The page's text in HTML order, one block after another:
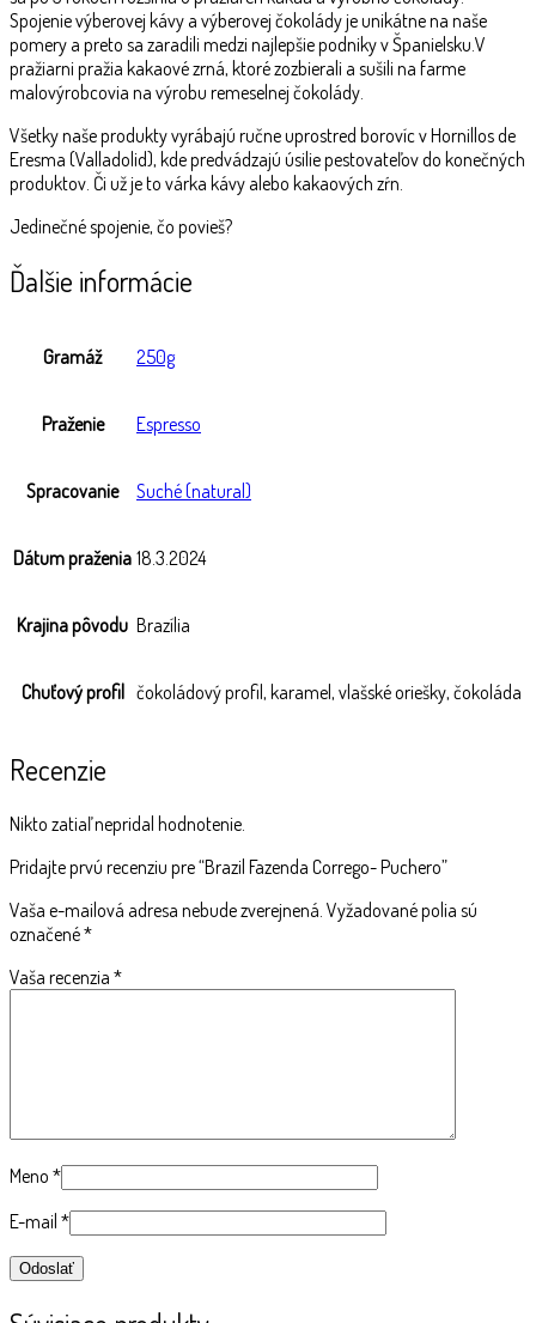
Spojenie výberovej kávy a výberovej čokolády je unikátne na naše
pomery a preto sa zaradili medzi najlepšie podniky v Španielsku. V
pražiarni pražia kakaové zrná, ktoré zozbierali a sušili na farme
malovýrobcovia na výrobu remeselnej čokolády.
Všetky naše produkty vyrábajú ručne uprostred borovíc v Hornillos de
Eresma (Valladolid), kde predvádzajú úsilie pestovateľov do konečných
produktov. Či už je to várka kávy alebo kakaových zŕn.
Jedinečné spojenie, čo povieš?
Ďalšie informácie
Gramáž 250g
Praženie Espresso
Spracovanie Suché (natural)
Dátum praženia 18.3.2024
Krajina pôvodu Brazília
Chuťový profil čokoládový profil, karamel, vlašské oriešky, čokoláda
Recenzie
Nikto zatiaľ nepridal hodnotenie.
Pridajte prvú recenziu pre “Brazil Fazenda Corrego- Puchero”
Vaša e-mailová adresa nebude zverejnená. Vyžadované polia sú
označené*
Vaša recenzia *
Meno *
E-mail *